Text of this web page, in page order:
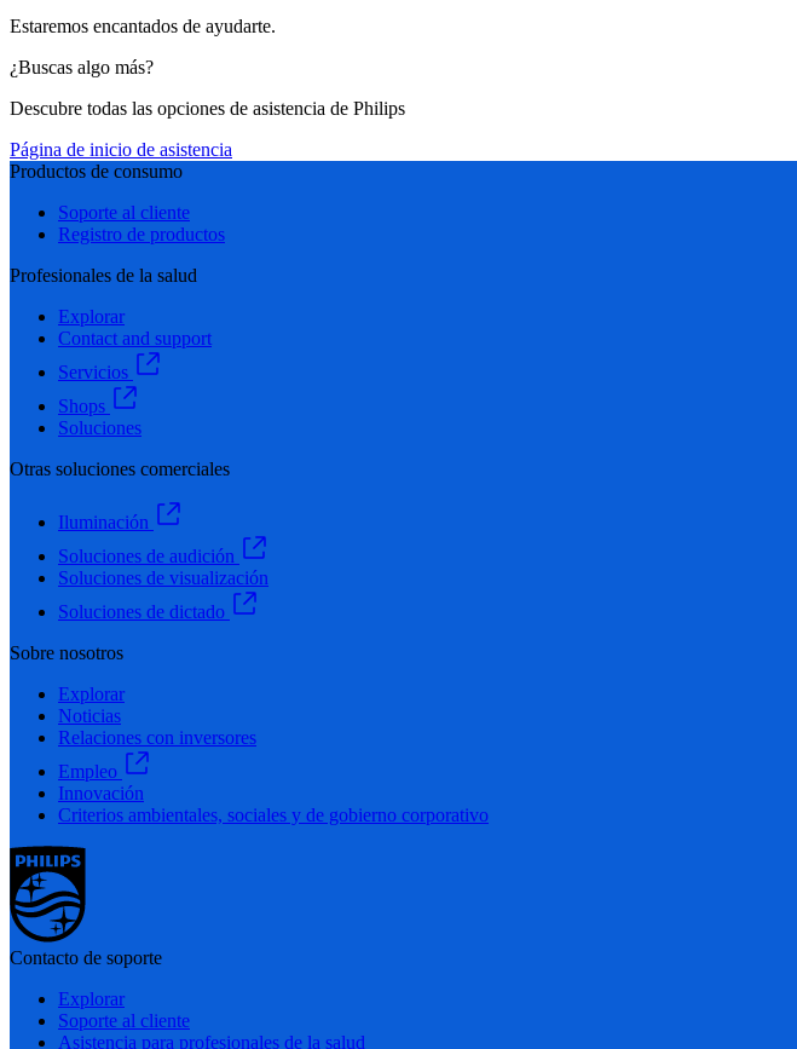
Estaremos encantados de ayudarte.
¿Buscas algo más?
Descubre todas las opciones de asistencia de Philips
Página de inicio de asistencia
Productos de consumo
Soporte al cliente
Registro de productos
Profesionales de la salud
Explorar
Contact and support
Servicios
Shops
Soluciones
Otras soluciones comerciales
Iluminación
Soluciones de audición
Soluciones de visualización
Soluciones de dictado
Sobre nosotros
Explorar
Noticias
Relaciones con inversores
Empleo
Innovación
Criterios ambientales, sociales y de gobierno corporativo
Contacto de soporte
Explorar
Soporte al cliente
Asistencia para profesionales de la salud